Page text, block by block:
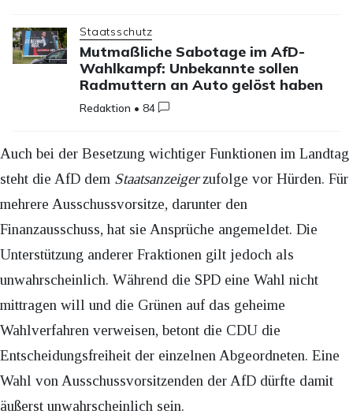
Staatsschutz
Mutmaßliche Sabotage im AfD-
Wahlkampf: Unbekannte sollen
Radmuttern an Auto gelöst haben
Redaktion • 84
Auch bei der Besetzung wichtiger Funktionen im Landtag
steht die AfD dem Staatsanzeigerzufolge vor Hürden. Für
mehrere Ausschussvorsitze, darunter den
Finanzausschuss, hat sie Ansprüche angemeldet. Die
Unterstützung anderer Fraktionen gilt jedoch als
unwahrscheinlich. Während die SPD eine Wahl nicht
mittragen will und die Grünen auf das geheime
Wahlverfahren verweisen, betont die CDU die
Entscheidungsfreiheit der einzelnen Abgeordneten. Eine
Wahl von Ausschussvorsitzenden der AfD dürfte damit
äußerst unwahrscheinlich sein.